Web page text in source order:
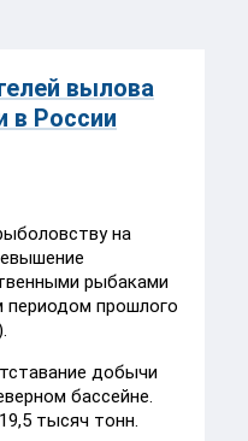
вылова
в России
на
рыбаками
периодом прошлого
добычи
бассейне.
тысяч тонн.